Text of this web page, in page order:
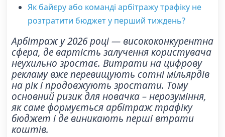
Як байєру або команді арбітражу трафіку не
розтратити бюджет у перший тиждень?
Арбітраж у 2026 році — висококонкурентна
сфера, де вартість залучення користувача
неухильно зростає. Витрати на цифрову
рекламу вже перевищують сотні мільярдів
на рік і продовжують зростати. Тому
основний ризик для новачка – нерозуміння,
як саме формується арбітраж трафіку
бюджет і де виникають перші втрати
коштів.